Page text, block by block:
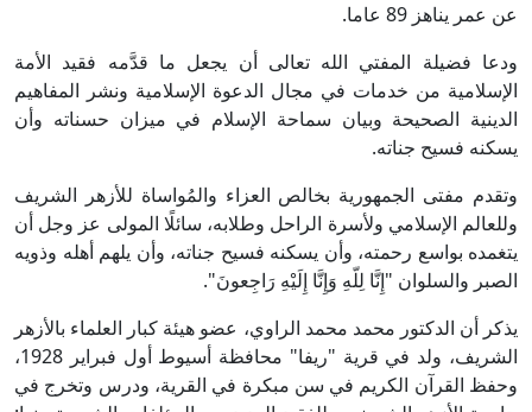
عن عمر يناهز 89 عاما.
ودعا فضيلة المفتي الله تعالى أن يجعل ما قدَّمه فقيد الأمة
الإسلامية من خدمات في مجال الدعوة الإسلامية ونشر المفاهيم
الدينية الصحيحة وبيان سماحة الإسلام في ميزان حسناته وأن
يسكنه فسيح جناته.
وتقدم مفتى الجمهورية بخالص العزاء والمُواساة للأزهر الشريف
وللعالم الإسلامي ولأسرة الراحل وطلابه، سائلًا المولى عز وجل أن
يتغمده بواسع رحمته، وأن يسكنه فسيح جناته، وأن يلهم أهله وذويه
الصبر والسلوان "إِنَّا لِلّهِ وَإِنَّا إِلَيْهِ رَاجِعونَ".
يذكر أن الدكتور محمد محمد الراوي، عضو هيئة كبار العلماء بالأزهر
الشريف، ولد في قرية "ريفا" محافظة أسيوط أول فبراير 1928،
وحفظ القرآن الكريم في سن مبكرة في القرية، ودرس وتخرج في